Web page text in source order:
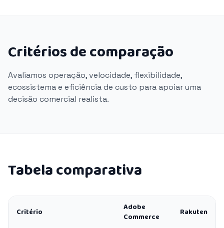
Critérios de comparação
Avaliamos operação, velocidade, flexibilidade,
ecossistema e eficiência de custo para apoiar uma
decisão comercial realista.
Tabela comparativa
Critério
Adobe
Commerce
Rakuten